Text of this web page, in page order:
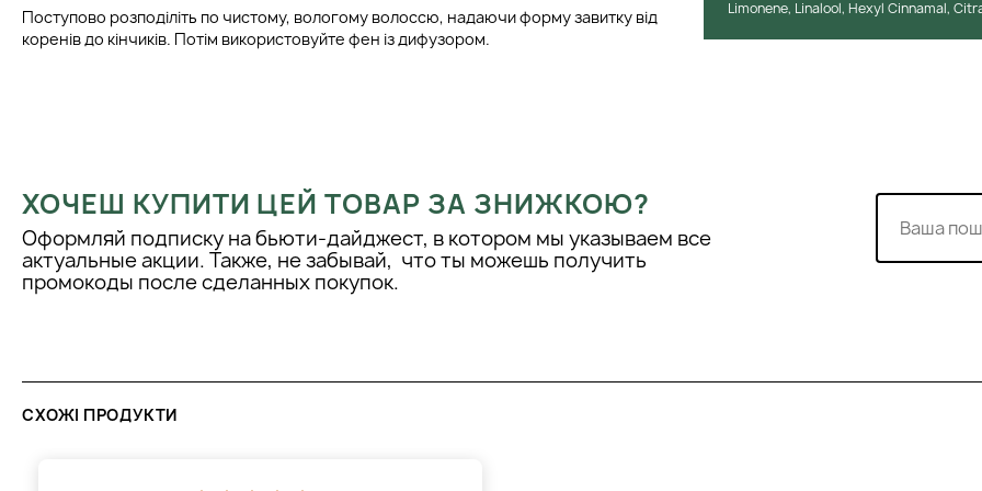
Поступово розподіліть по чистому, вологому волоссю, надаючи форму завитку від
коренів до кінчиків. Потім використовуйте фен із дифузором.
Limonene, Linalool, Hexyl Cinnamal,
ХОЧЕШ КУПИТИ ЦЕЙ ТОВАР ЗА ЗНИЖКОЮ?
Оформляй подписку на бьюти-дайджест, в котором мы указываем все
актуальные акции. Также, не забывай, что ты можешь получить
промокоды после сделанных покупок.
СХОЖІ ПРОДУКТИ